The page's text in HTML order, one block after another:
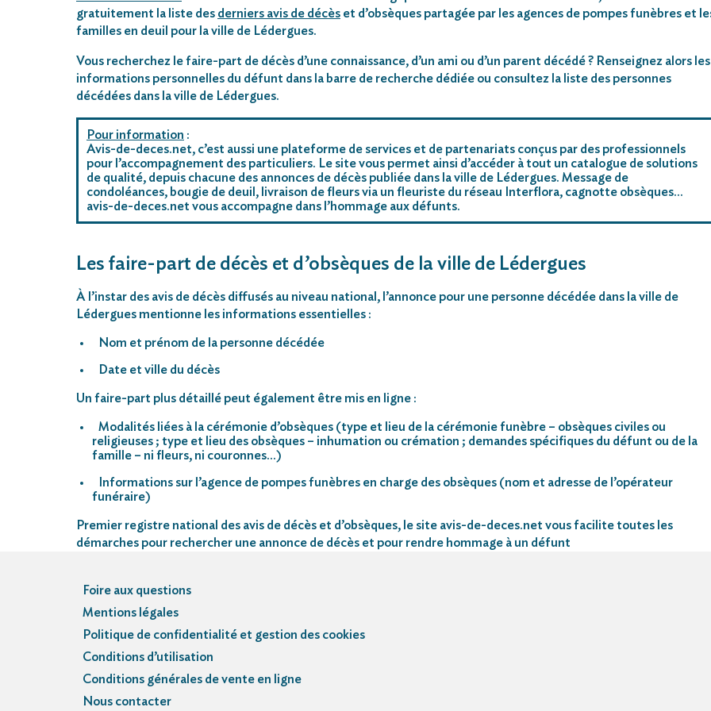
gratuitement la liste des derniers avis de décès et d’obsèques partagée par les agences de pompes funèbres et
familles en deuil pour la ville de Lédergues.
Vous recherchez le faire-part de décès d’une connaissance, d’un ami ou d’un parent décédé ? Renseignez alors les
informations personnelles du défunt dans la barre de recherche dédiée ou consultez la liste des personnes
décédées dans la ville de Lédergues.
Pour information :
Avis-de-deces.net, c’est aussi une plateforme de services et de partenariats conçus par des professionnels
pour l’accompagnement des particuliers. Le site vous permet ainsi d’accéder à tout un catalogue de solutions
de qualité, depuis chacune des annonces de décès publiée dans la ville de Lédergues. Message de
condoléances, bougie de deuil, livraison de fleurs via un fleuriste du réseau Interflora, cagnotte obsèques…
avis-de-deces.net vous accompagne dans l’hommage aux défunts.
Les faire-part de décès et d’obsèques de la ville de Lédergues
À l’instar des avis de décès diffusés au niveau national, l’annonce pour une personne décédée dans la ville de
Lédergues mentionne les informations essentielles :
Nom et prénom de la personne décédée
Date et ville du décès
Un faire-part plus détaillé peut également être mis en ligne :
Modalités liées à la cérémonie d’obsèques (type et lieu de la cérémonie funèbre – obsèques civiles ou
religieuses ; type et lieu des obsèques – inhumation ou crémation ; demandes spécifiques du défunt ou de la
famille – ni fleurs, ni couronnes…)
Informations sur l’agence de pompes funèbres en charge des obsèques (nom et adresse de l’opérateur
funéraire)
Premier registre national des avis de décès et d’obsèques, le site avis-de-deces.net vous facilite toutes les
démarches pour rechercher une annonce de décès et pour rendre hommage à un défunt
Foire aux questions
Mentions légales
Politique de confidentialité et gestion des cookies
Conditions d’utilisation
Conditions générales de vente en ligne
Nous contacter